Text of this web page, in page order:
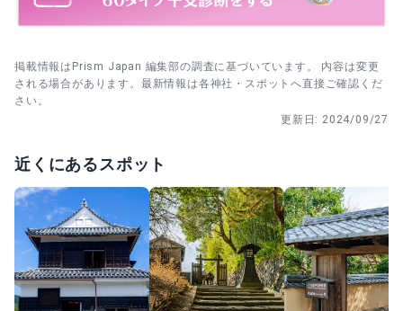
掲載情報はPrism Japan 編集部の調査に基づいています。 内容は変更
される場合があります。最新情報は各神社・スポットへ直接ご確認くだ
さい。
更新日: 2024/09/27
近くにあるスポット